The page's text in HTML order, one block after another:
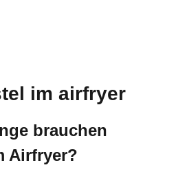
im airfryer
brauchen
Airfryer?